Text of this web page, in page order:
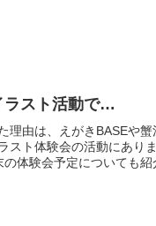
ラスト活動で…
理由は、えがきBASEや
スト体験会の活動にあり
体験会予定についても紹